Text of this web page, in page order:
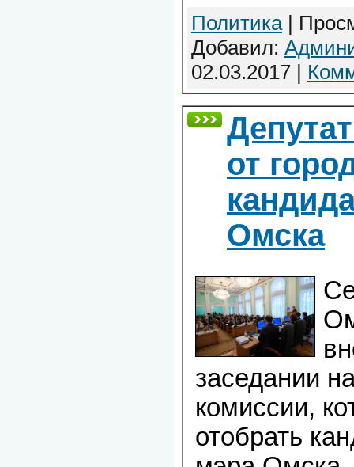
Политика|
Добавил:
02.03.2017 |
от
Омска
заседании
комиссии,
отобрать